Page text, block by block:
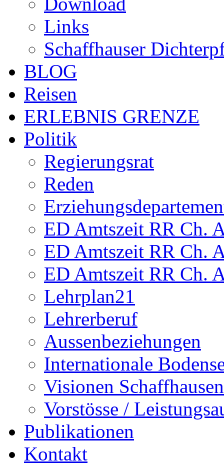
Links
Schaffhauser
BLOG
Reisen
ERLEBNIS GRENZE
Politik
Regierungsrat
Reden
ED Amtszeit RR Ch.
ED Amtszeit RR Ch.
ED Amtszeit RR Ch.
Lehrplan21
Lehrerberuf
Aussenbeziehungen
Internationale
Visionen Schaffhausen
Vorstösse /
Publikationen
Kontakt